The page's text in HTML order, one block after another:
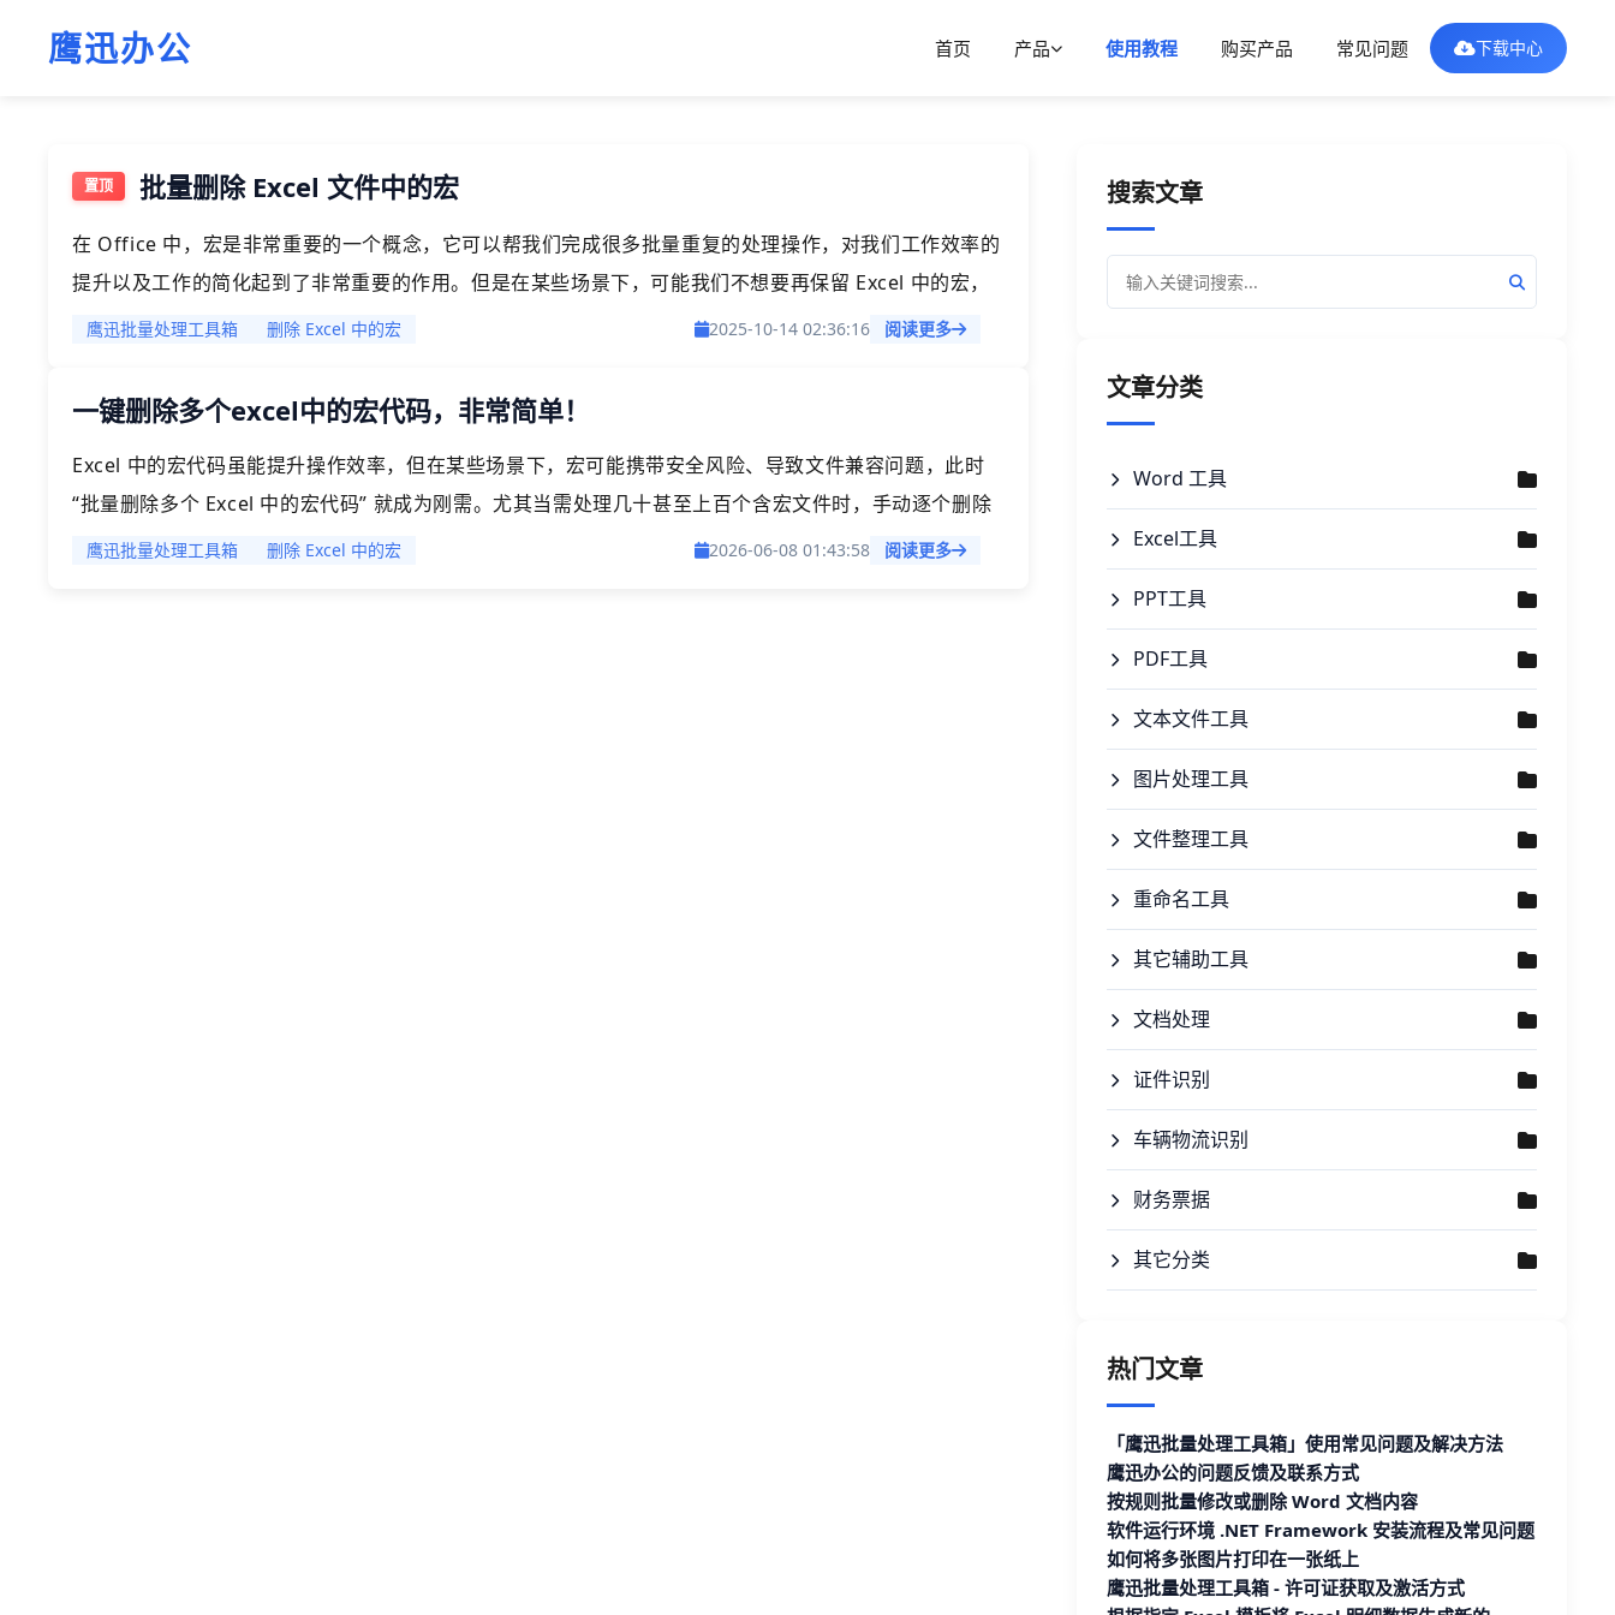
鹰迅办公 首页 产品 使用教程 购买产品 常见问题 下载中心
批量删除 Excel 文件中的宏
在 Office 中，宏是非常重要的一个概念，它可以帮我们完成很多批量重复的处理操作，对我们工作效率的
提升以及工作的简化起到了非常重要的作用。但是在某些场景下，可能我们不想要再保留 Excel 中的宏，
那我们就需要删除 Excel 文档中的宏。那有没有比较高效的方法可以一次批量删除多个 Excel 文档中的所
鹰迅批量处理工具箱 删除 Excel 中的宏 2025-10-14 02:36:16 阅读更多
一键删除多个excel中的宏代码，非常简单！
Excel 中的宏代码虽能提升操作效率，但在某些场景下，宏可能携带安全风险、导致文件兼容问题，此时
“批量删除多个 Excel 中的宏代码” 就成为刚需。尤其当需处理几十甚至上百个含宏文件时，手动逐个删除
效率非常低，今天给大家带介绍一种高效的办法，可以快速批量删除多个excel中的宏代码，能大幅节省时
鹰迅批量处理工具箱 删除 Excel 中的宏 2026-06-08 01:43:58 阅读更多
搜索文章
文章分类
Word 工具
Excel工具
PPT工具
PDF工具
文本文件工具
图片处理工具
文件整理工具
重命名工具
其它辅助工具
文档处理
证件识别
车辆物流识别
财务票据
其它分类
热门文章
「鹰迅批量处理工具箱」使用常见问题及解决方法
鹰迅办公的问题反馈及联系方式
按规则批量修改或删除 Word 文档内容
软件运行环境 .NET Framework 安装流程及常见问题
如何将多张图片打印在一张纸上
鹰迅批量处理工具箱 - 许可证获取及激活方式